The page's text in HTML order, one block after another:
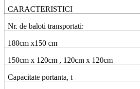
CARACTERISTICI
Nr. de baloti transportati:
180cm x150 cm
150cm x 120cm , 120cm x 120cm
Capacitate portanta, t